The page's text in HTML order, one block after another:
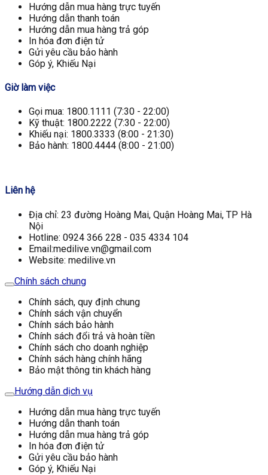
Hướng dẫn mua hàng trực tuyến
Hướng dẫn thanh toán
Hướng dẫn mua hàng trả góp
In hóa đơn điện tử
Gửi yêu cầu bảo hành
Góp ý, Khiếu Nại
Giờ làm việc
Gọi mua: 1800.1111 (7:30 - 22:00)
Kỹ thuật: 1800.2222 (7:30 - 22:00)
Khiếu nại: 1800.3333 (8:00 - 21:30)
Bảo hành: 1800.4444 (8:00 - 21:00)
Liên hệ
Địa chỉ: 23 đường Hoàng Mai, Quận Hoàng Mai, TP Hà
Nội
Hotline: 0924 366 228 - 035 4334 104
Email:medilive.vn@gmail.com
Website: medilive.vn
Chính sách chung
Chính sách, quy định chung
Chính sách vận chuyển
Chính sách bảo hành
Chính sách đổi trả và hoàn tiền
Chính sách cho doanh nghiệp
Chính sách hàng chính hãng
Bảo mật thông tin khách hàng
Hướng dẫn dịch vụ
Hướng dẫn mua hàng trực tuyến
Hướng dẫn thanh toán
Hướng dẫn mua hàng trả góp
In hóa đơn điện tử
Gửi yêu cầu bảo hành
Góp ý, Khiếu Nại